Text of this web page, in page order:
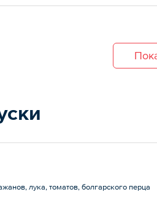
лука, томатов, болгарского перца